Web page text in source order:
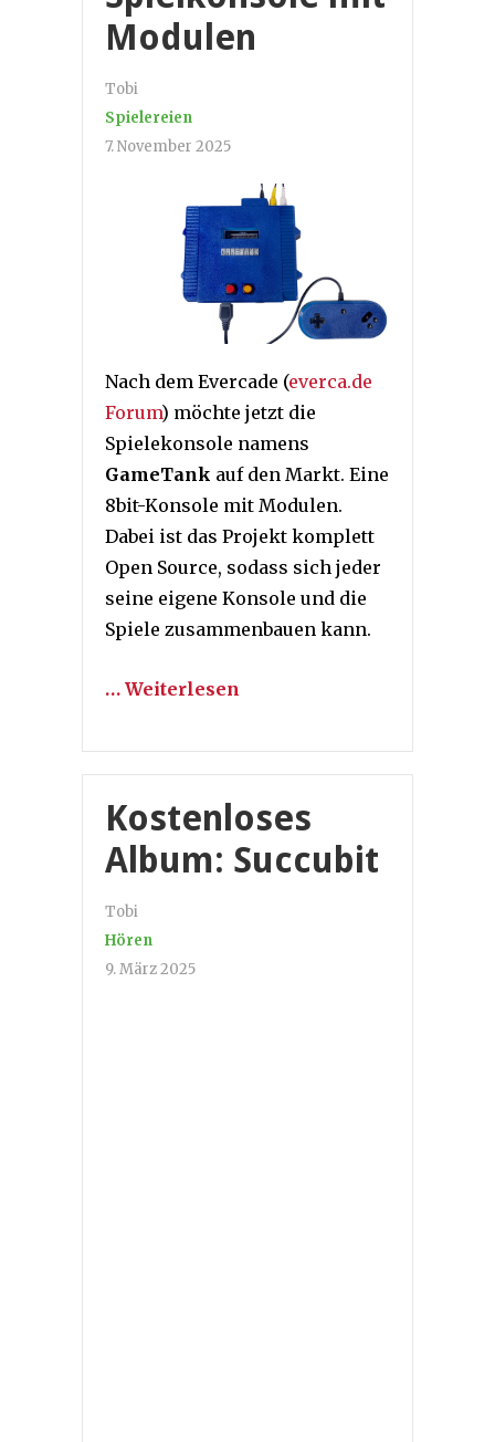
Modulen
Tobi
Spielereien
7. November 2025
Nach dem Evercade (everca.de
Forum) möchte jetzt die
Spielekonsole namens
GameTank auf den Markt. Eine
8bit-Konsole mit Modulen.
Dabei ist das Projekt komplett
Open Source, sodass sich jeder
seine eigene Konsole und die
Spiele zusammenbauen kann.
… Weiterlesen
Kostenloses
Album: Succubit
Tobi
Hören
9. März 2025